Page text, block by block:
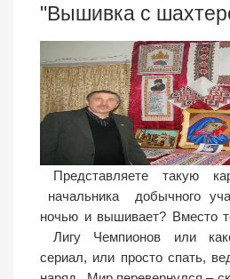
"Вышивка с
Представляете такую
начальника добычного
ночью и вышивает? Вместо
Лигу Чемпионов или
сериал, или просто спать,